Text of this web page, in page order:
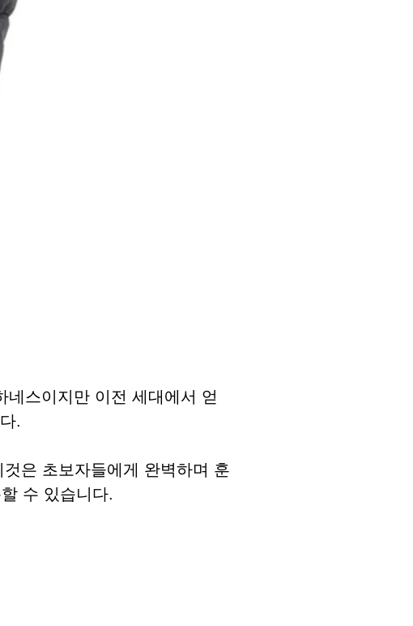
네스이지만 이전 세대에서 얻
.
은 초보자들에게 완벽하며 훈
수 있습니다.